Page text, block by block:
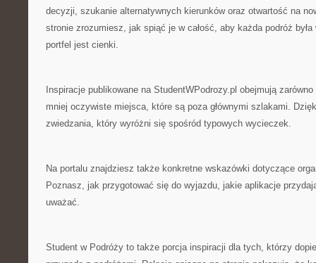
decyzji, szukanie alternatywnych kierunków oraz otwartość na
stronie zrozumiesz, jak spiąć je w całość, aby każda podróż
portfel jest cienki.
Inspiracje publikowane na StudentWPodrozy.pl obejmują
mniej oczywiste miejsca, które są poza głównymi szlakami.
zwiedzania, który wyróżni się spośród typowych wycieczek.
Na portalu znajdziesz także konkretne wskazówki dotyczące
Poznasz, jak przygotować się do wyjazdu, jakie aplikacje
uważać.
Student w Podróży to także porcja inspiracji dla tych, którzy